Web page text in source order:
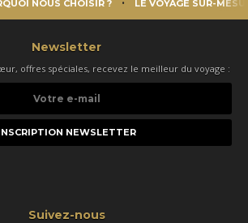
NOUS CHOISIR ? LE VOYAGE SUR-
Newsletter
offres spéciales, recevez le meilleur du voyage :
Suivez-nous